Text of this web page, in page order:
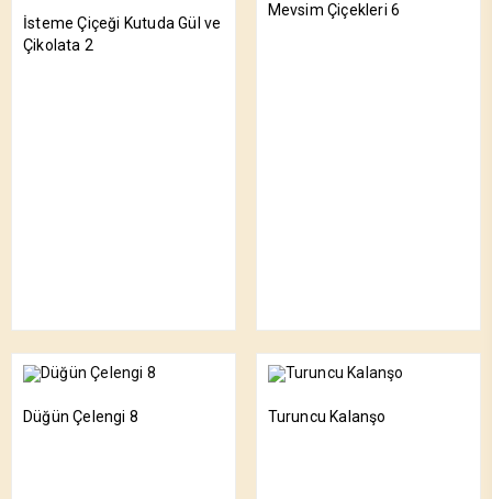
İsteme Çiçeği Kutuda Gül ve
Çikolata 2
Mevsim Çiçekleri 6
Düğün Çelengi 8 Turuncu Kalanşo